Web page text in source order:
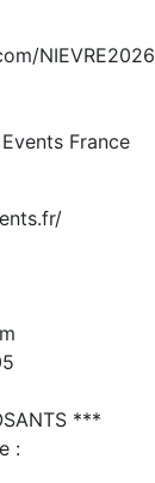
NIEVRE2026
France
***
: